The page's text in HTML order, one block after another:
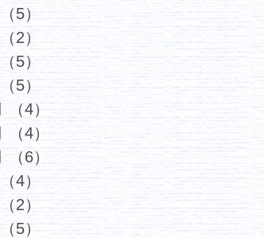
（5）
5件の記事
（2）
（5）
5件の記事
（5） 5件の記事
（4）4件の記事
（4）
4件の記事
（6）
（4）
4件の記事
（2） 2件の記事
（5） 5件の記事